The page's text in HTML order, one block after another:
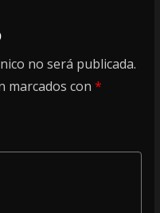
no será publicada.
marcados con *